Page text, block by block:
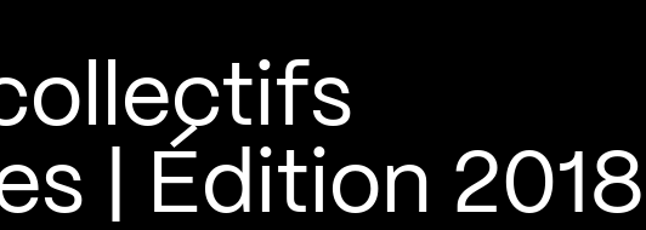
| Édition 2018